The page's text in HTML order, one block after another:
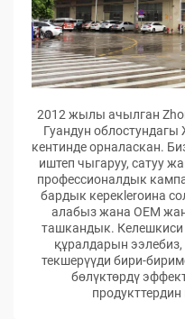
2012 жылы ачылган
Гуандун
кентинде орналаскан.
иштеп чыгаруу, сатуу
профессионалдык
бардык керекleroина
алабыз жана ОЕМ
ташкандык. Келешкиси
құралдарын
текшерүүди бири-
бөлүктөрдү